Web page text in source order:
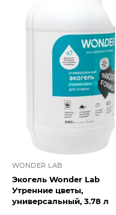
WONDER LAB
Экогель Wonder Lab
Утренние цветы,
универсальный, 3.78 л